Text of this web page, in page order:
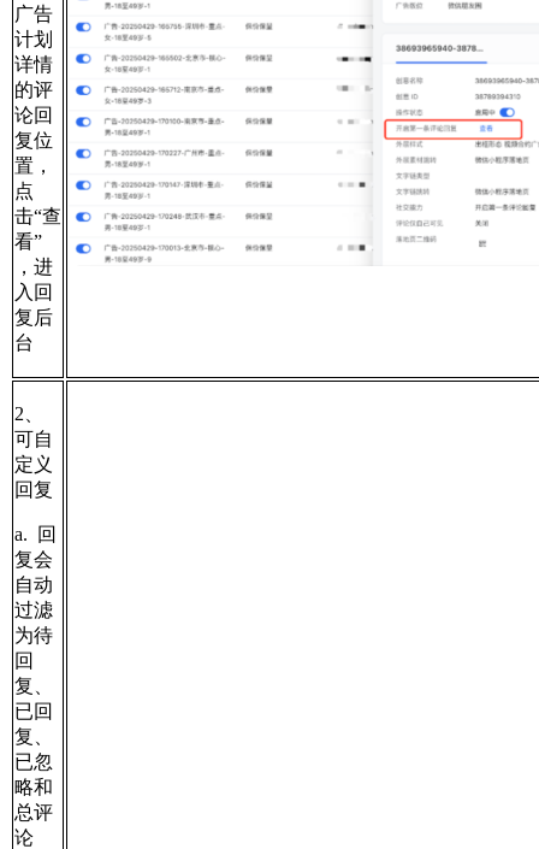
广告
计划
详情
的评
论回
复位
置，
点
击“查
看”
，进
入回
复后
台
2、
可自
定义
回复
a. 回
复会
自动
过滤
为待
回
复、
已回
复、
已忽
略和
总评
论